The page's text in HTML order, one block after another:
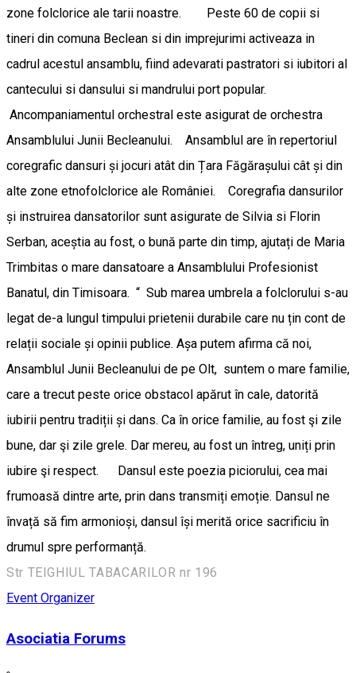
zone folclorice ale tarii noastre. Peste 60 de copii si
tineri din comuna Beclean si din imprejurimi activeaza in
cadrul acestul ansamblu, fiind adevarati pastratori si iubitori al
cantecului si dansului si mandrului port popular.
Ancompaniamentul orchestral este asigurat de orchestra
Ansamblului Junii Becleanului. Ansamblul are în repertoriul
coregrafic dansuri și jocuri atât din Țara Făgărașului cât și din
alte zone etnofolclorice ale României. Coregrafia dansurilor
și instruirea dansatorilor sunt asigurate de Silvia si Florin
Serban, aceștia au fost, o bună parte din timp, ajutați de Maria
Trimbitas o mare dansatoare a Ansamblului Profesionist
Banatul, din Timisoara. “ Sub marea umbrela a folclorului s-au
legat de-a lungul timpului prietenii durabile care nu țin cont de
relații sociale și opinii publice. Așa putem afirma că noi,
Ansamblul Junii Becleanului de pe Olt, suntem o mare familie,
care a trecut peste orice obstacol apărut în cale, datorită
iubirii pentru tradiții și dans. Ca în orice familie, au fost şi zile
bune, dar şi zile grele. Dar mereu, au fost un întreg, uniți prin
iubire şi respect. Dansul este poezia piciorului, cea mai
frumoasă dintre arte, prin dans transmiți emoție. Dansul ne
învață să fim armonioși, dansul își merită orice sacrificiu în
drumul spre performanță.
Str TEIGHIUL TABACARILOR nr 196
Event Organizer
Asociatia Forums